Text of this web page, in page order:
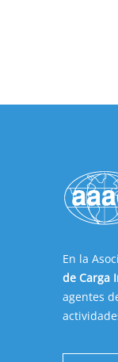
En la
de Carga
agentes